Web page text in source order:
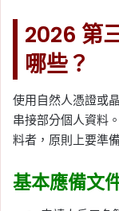
2026 第
哪些？
使用自然人憑證或
串接部分個人資料
料者，原則上要準
基本應備文